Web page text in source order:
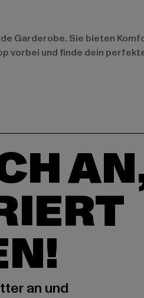
Garderobe. Sie bieten
vorbei und finde dein
an und